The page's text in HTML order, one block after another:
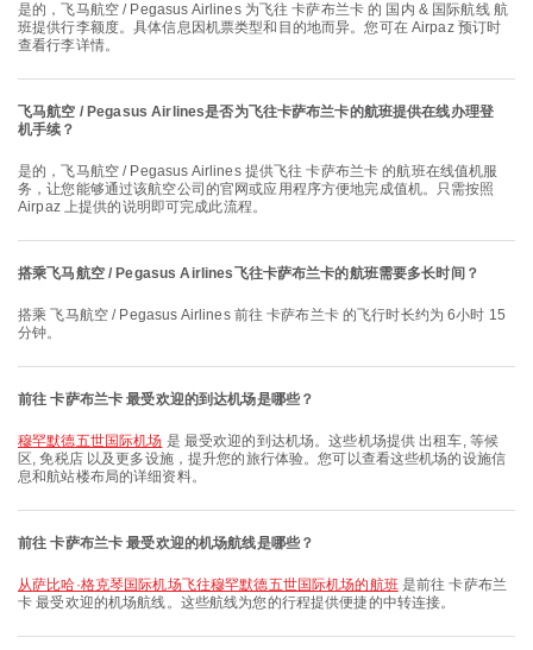
是的，飞马航空 / Pegasus Airlines 为飞往 卡萨布兰卡 的 国内 & 国际航线 航
班提供行李额度。具体信息因机票类型和目的地而异。您可在 Airpaz 预订时
查看行李详情。
飞马航空 / Pegasus Airlines是否为飞往卡萨布兰卡的航班提供在线办理登
机手续？
是的，飞马航空 / Pegasus Airlines 提供飞往 卡萨布兰卡 的航班在线值机服
务，让您能够通过该航空公司的官网或应用程序方便地完成值机。只需按照
Airpaz 上提供的说明即可完成此流程。
搭乘飞马航空 / Pegasus Airlines飞往卡萨布兰卡的航班需要多长时间？
搭乘 飞马航空 / Pegasus Airlines 前往 卡萨布兰卡 的飞行时长约为 6小时 15
分钟。
前往 卡萨布兰卡 最受欢迎的到达机场是哪些？
穆罕默德五世国际机场 是 最受欢迎的到达机场。这些机场提供 出租车, 等候
区, 免税店 以及更多设施，提升您的旅行体验。您可以查看这些机场的设施信
息和航站楼布局的详细资料。
前往 卡萨布兰卡 最受欢迎的机场航线是哪些？
从萨比哈·格克琴国际机场飞往穆罕默德五世国际机场的航班是前往 卡萨布兰
卡 最受欢迎的机场航线。这些航线为您的行程提供便捷的中转连接。